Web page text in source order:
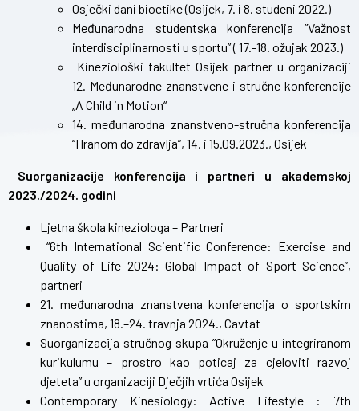
Osječki dani bioetike(Osijek, 7. i 8. studeni 2022.)
Međunarodna studentska konferencija ”Važnost
interdisciplinarnosti u sportu”( 17.-18. ožujak 2023.)
Kineziološki fakultet Osijek partner u organizaciji
12. Međunarodne znanstvene i stručne konferencije
„A Child in Motion“
14. međunarodna znanstveno-stručna konferencija
“Hranom do zdravlja”, 14. i 15.09.2023., Osijek
Suorganizacije konferencija i partneri u akademskoj
2023./2024. godini
Ljetna škola kineziologa – Partneri
“6th International Scientific Conference: Exercise and
Quality of Life 2024: Global Impact of Sport Science”,
partneri
21. međunarodna znanstvena konferencija o sportskim
znanostima, 18.–24. travnja 2024., Cavtat
Suorganizacija stručnog skupa ”Okruženje u integriranom
kurikulumu – prostro kao poticaj za cjeloviti razvoj
djeteta” u organizaciji Dječjih vrtića Osijek
Contemporary Kinesiology: Active Lifestyle : 7th